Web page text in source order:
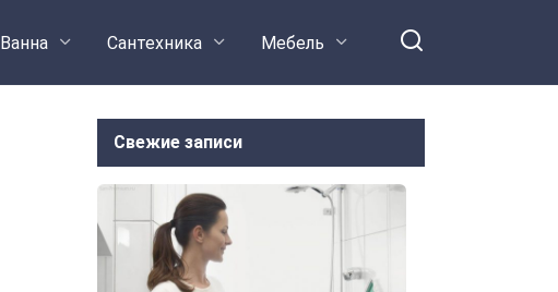
Ванна Сантехника Мебель
Свежие записи